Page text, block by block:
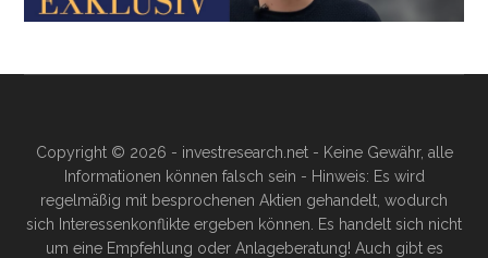
Copyright © 2026 - investresearch.net - Keine Gewähr, alle
Informationen können falsch sein - Hinweis: Es wird
regelmäßig mit besprochenen Aktien gehandelt, wodurch
sich Interessenkonflikte ergeben können. Es handelt sich nicht
um eine Empfehlung oder Anlageberatung! Auch gibt es